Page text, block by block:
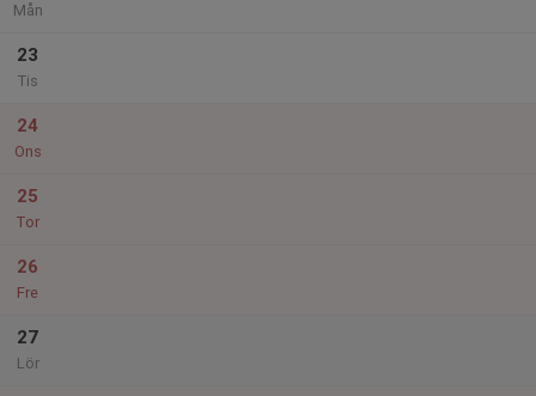
Mån
23
Tis
24
Ons
25
Tor
26
Fre
27
Lör